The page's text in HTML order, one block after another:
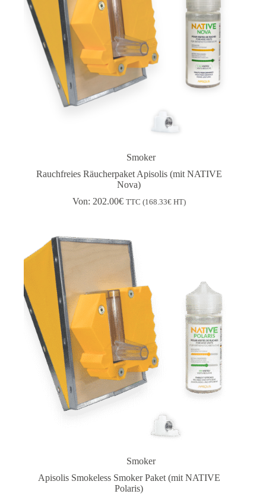
Smoker
Rauchfreies Räucherpaket Apisolis (mit NATIVE
Nova)
Von: 202.00€ TTC (168.33€HT)
Smoker
Apisolis Smokeless Smoker Paket (mit NATIVE
Polaris)